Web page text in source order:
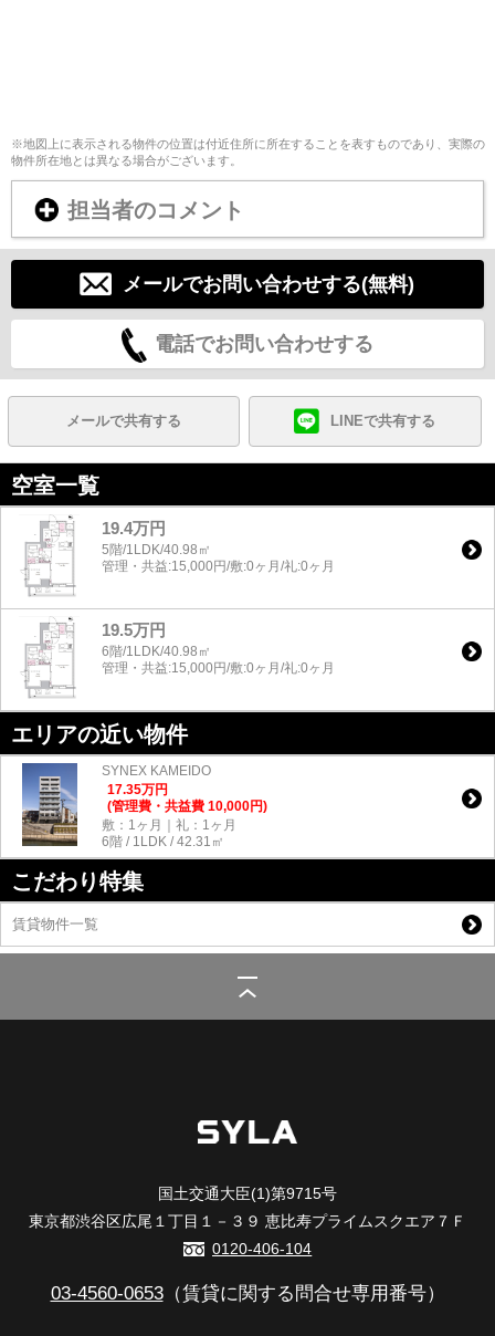
※地図上に表示される物件の位置は付近住所に所在することを表すものであり、実際の
物件所在地とは異なる場合がございます。
担当者のコメント
メールでお問い合わせする(無料)
電話でお問い合わせする
メールで共有する LINEで共有する
空室一覧
19.4万円
5階/1LDK/40.98㎡
管理・共益:15,000円/敷:0ヶ月/礼:0ヶ月
19.5万円
6階/1LDK/40.98㎡
管理・共益:15,000円/敷:0ヶ月/礼:0ヶ月
エリアの近い物件
SYNEX KAMEIDO
17.35万円
(管理費・共益費 10,000円)
敷：1ヶ月｜礼：1ヶ月
6階 / 1LDK / 42.31㎡
こだわり特集
賃貸物件一覧
国土交通大臣(1)第9715号
東京都渋谷区広尾１丁目１－３９ 恵比寿プライムスクエア７Ｆ
0120-406-104
03-4560-0653（賃貸に関する問合せ専用番号）